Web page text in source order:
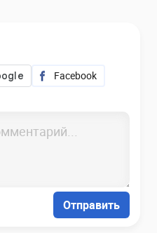
Facebook
Отправить